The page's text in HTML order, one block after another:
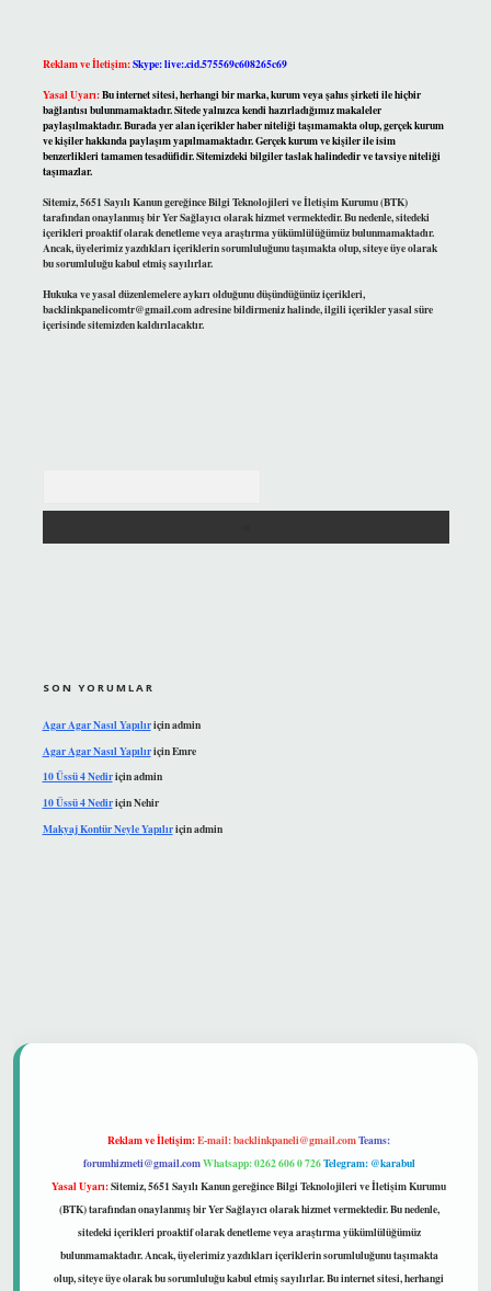
Reklam ve İletişim:Skype: live:.cid.575569c608265c69
Yasal Uyarı:Bu internet sitesi, herhangi bir marka, kurum veya şahıs şirketi ile hiçbir
bağlantısı bulunmamaktadır. Sitede yalnızca kendi hazırladığımız makaleler
paylaşılmaktadır. Burada yer alan içerikler haber niteliği taşımamakta olup, gerçek kurum
ve kişiler hakkında paylaşım yapılmamaktadır. Gerçek kurum ve kişiler ile isim
benzerlikleri tamamen tesadüfidir. Sitemizdeki bilgiler taslak halindedir ve tavsiye niteliği
taşımazlar.
Sitemiz, 5651 Sayılı Kanun gereğince Bilgi Teknolojileri ve İletişim Kurumu (BTK)
tarafından onaylanmış bir Yer Sağlayıcı olarak hizmet vermektedir. Bu nedenle, sitedeki
içerikleri proaktif olarak denetleme veya araştırma yükümlülüğümüz bulunmamaktadır.
Ancak, üyelerimiz yazdıkları içeriklerin sorumluluğunu taşımakta olup, siteye üye olarak
bu sorumluluğu kabul etmiş sayılırlar.
Hukuka ve yasal düzenlemelere aykırı olduğunu düşündüğünüz içerikleri,
backlinkpanelicomtr@gmail.comadresine bildirmeniz halinde, ilgili içerikler yasal süre
içerisinde sitemizden kaldırılacaktır.
SON YORUMLAR
Agar Agar Nasıl Yapılıriçinadmin
Agar Agar Nasıl YapılıriçinEmre
10 Üssü 4 Nediriçinadmin
10 Üssü 4 NediriçinNehir
Makyaj Kontür Neyle Yapılıriçinadmin
Reklam ve İletişim:E-mail:backlinkpaneli@gmail.comTeams:
forumhizmeti@gmail.comWhatsapp: 0262 606 0 726Telegram: @karabul
Yasal Uyarı:Sitemiz, 5651 Sayılı Kanun gereğince Bilgi Teknolojileri ve İletişim Kurumu
(BTK) tarafından onaylanmış bir Yer Sağlayıcı olarak hizmet vermektedir. Bu nedenle,
sitedeki içerikleri proaktif olarak denetleme veya araştırma yükümlülüğümüz
bulunmamaktadır. Ancak, üyelerimiz yazdıkları içeriklerin sorumluluğunu taşımakta
olup, siteye üye olarak bu sorumluluğu kabul etmiş sayılırlar. Bu internet sitesi, herhangi